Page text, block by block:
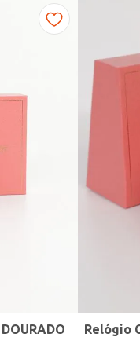
Relógio